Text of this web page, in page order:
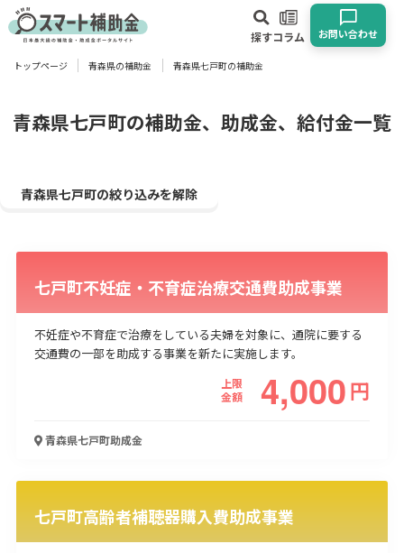
探すコラム お問い合わせ
対象
業種
物流・運輸業 製造業 情報通信業 卸売･小売業
飲食業
建設･不動産業
サービス業 医療･福祉 農業･林業
使い道
起業・創業
事業承継 災害・被災者支援
コロナ関連
環境・省エネ
テレワーク
トップページ 青森県の補助金 青森県七戸町の補助金
青森県七戸町の補助金、助成金、給付金一覧
青森県七戸町の絞り込みを解除
七戸町不妊症・不育症治療交通費助成事業
不妊症や不育症で治療をしている夫婦を対象に、通院に要する
交通費の一部を助成する事業を新たに実施します。
上限
金額
4,000円
青森県七戸町助成金
七戸町高齢者補聴器購入費助成事業